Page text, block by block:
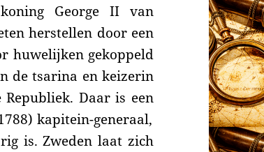
George II van
herstellen door een
huwelijken gekoppeld
de tsarina en keizerin
Republiek. Daar is een
kapitein-generaal,
is. Zweden laat zich